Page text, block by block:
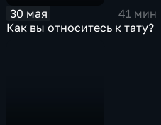
30 мая
41 мин
Как вы относитесь к тату?